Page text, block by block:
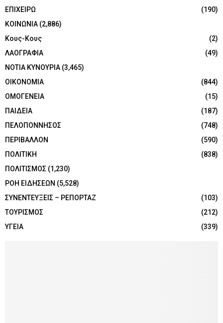
ΕΠΙΧΕΙΡΩ
(190)
ΚΟΙΝΩΝΙΑ (2,886)
Κους-Κους
(2)
ΛΑΟΓΡΑΦΙΑ
(49)
ΝΟΤΙΑ ΚΥΝΟΥΡΙΑ (3,465)
ΟΙΚΟΝΟΜΙΑ
(844)
ΟΜΟΓΕΝΕΙΑ
(15)
ΠΑΙΔΕΙΑ
(187)
ΠΕΛΟΠΟΝΝΗΣΟΣ
(748)
ΠΕΡΙΒΑΛΛΟΝ
(590)
ΠΟΛΙΤΙΚΗ
(838)
ΠΟΛΙΤΙΣΜΟΣ (1,230)
ΡΟΗ ΕΙΔΗΣΕΩΝ (5,528)
ΣΥΝΕΝΤΕΥΞΕΙΣ – ΡΕΠΟΡΤΑΖ
(103)
ΤΟΥΡΙΣΜΟΣ
(212)
ΥΓΕΙΑ
(339)